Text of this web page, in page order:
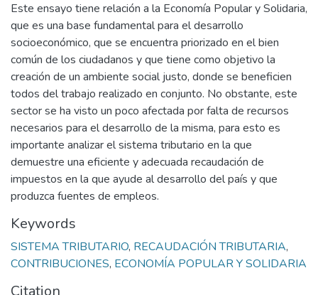
Este ensayo tiene relación a la Economía Popular y Solidaria,
que es una base fundamental para el desarrollo
socioeconómico, que se encuentra priorizado en el bien
común de los ciudadanos y que tiene como objetivo la
creación de un ambiente social justo, donde se beneficien
todos del trabajo realizado en conjunto. No obstante, este
sector se ha visto un poco afectada por falta de recursos
necesarios para el desarrollo de la misma, para esto es
importante analizar el sistema tributario en la que
demuestre una eficiente y adecuada recaudación de
impuestos en la que ayude al desarrollo del país y que
produzca fuentes de empleos.
Keywords
SISTEMA TRIBUTARIO, RECAUDACIÓN TRIBUTARIA,
CONTRIBUCIONES, ECONOMÍA POPULAR Y SOLIDARIA
Citation